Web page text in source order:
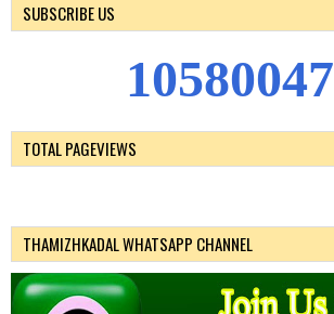
SUBSCRIBE US
10580047
TOTAL PAGEVIEWS
THAMIZHKADAL WHATSAPP CHANNEL